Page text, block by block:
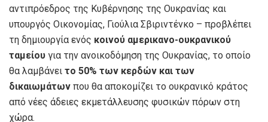
αντιπρόεδρος της Κυβέρνησης της Ουκρανίας και
υπουργός Οικονομίας, Γιούλια Σβιριντένκο – προβλέπει
τη δημιουργία ενός κοινού αμερικανο-ουκρανικού
ταμείου για την ανοικοδόμηση της Ουκρανίας, το οποίο
θα λαμβάνει το 50% των κερδών και των
δικαιωμάτων που θα αποκομίζει το ουκρανικό κράτος
από νέες άδειες εκμετάλλευσης φυσικών πόρων στη
χώρα.